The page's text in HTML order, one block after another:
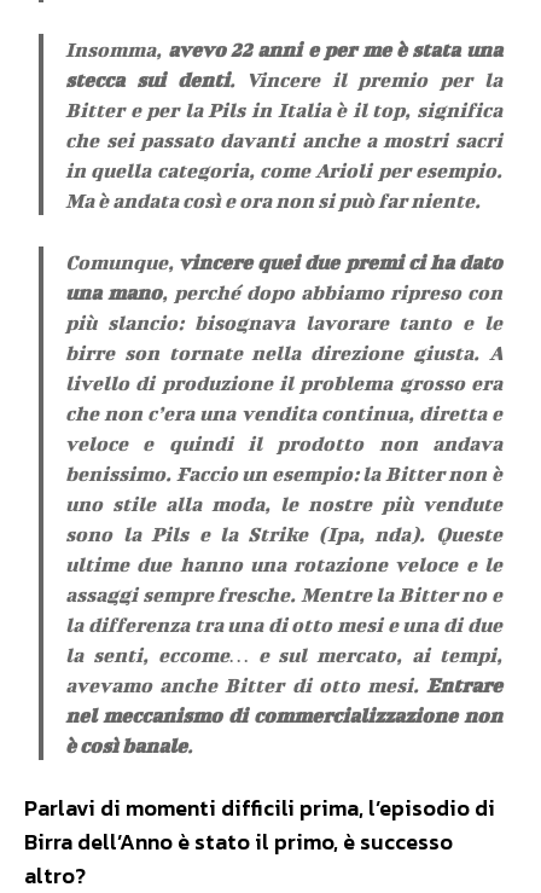
Insomma, avevo 22 anni e per me è stata una
stecca sui denti. Vincere il premio per la
Bitter e per la Pils in Italia è il top, significa
che sei passato davanti anche a mostri sacri
in quella categoria, come Arioli per esempio.
Ma è andata così e ora non si può far niente.
Comunque, vincere quei due premi ci ha dato
una mano, perché dopo abbiamo ripreso con
più slancio: bisognava lavorare tanto e le
birre son tornate nella direzione giusta. A
livello di produzione il problema grosso era
che non c’era una vendita continua, diretta e
veloce e quindi il prodotto non andava
benissimo. Faccio un esempio: la Bitter non è
uno stile alla moda, le nostre più vendute
sono la Pils e la Strike (Ipa, nda). Queste
ultime due hanno una rotazione veloce e le
assaggi sempre fresche. Mentre la Bitter no e
la differenza tra una di otto mesi e una di due
la senti, eccome… e sul mercato, ai tempi,
avevamo anche Bitter di otto mesi. Entrare
nel meccanismo di commercializzazione non
è così banale.
Parlavi di momenti difficili prima, l’episodio di
Birra dell’Anno è stato il primo, è successo
altro?